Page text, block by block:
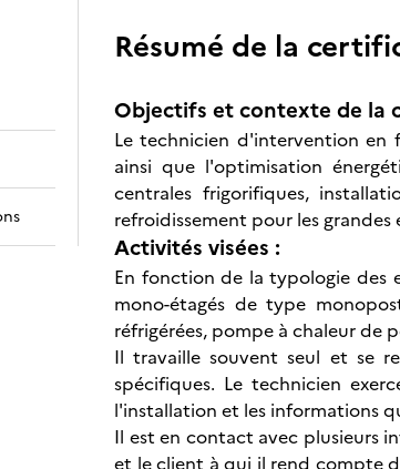
Résumé de la
Objectifs et contexte de la
Le technicien d'intervention en
ainsi que l'optimisation
centrales frigorifiques,
refroidissement pour les
Activités visées :
En fonction de la typologie des
mono-étagés de type
réfrigérées, pompe à chaleur de
Il travaille souvent seul et se
spécifiques. Le technicien
l'installation et les informations
Il est en contact avec plusieurs
et le client à qui il rend compte